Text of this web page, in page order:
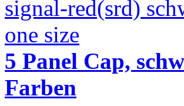
5 Panel Cap,
Farben